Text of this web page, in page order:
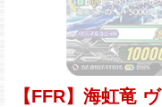
【FFR】海虹竜